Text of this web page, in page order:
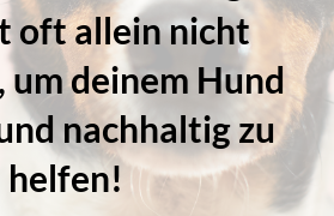
oft allein nicht
um deinem Hund
nachhaltig zu
helfen!